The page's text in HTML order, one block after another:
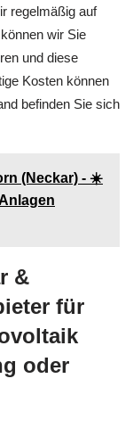
verlässlich
&
regelmäßig auf
wir Sie
und diese
Kosten können
(Neckar) - ☀️
&
für
oder